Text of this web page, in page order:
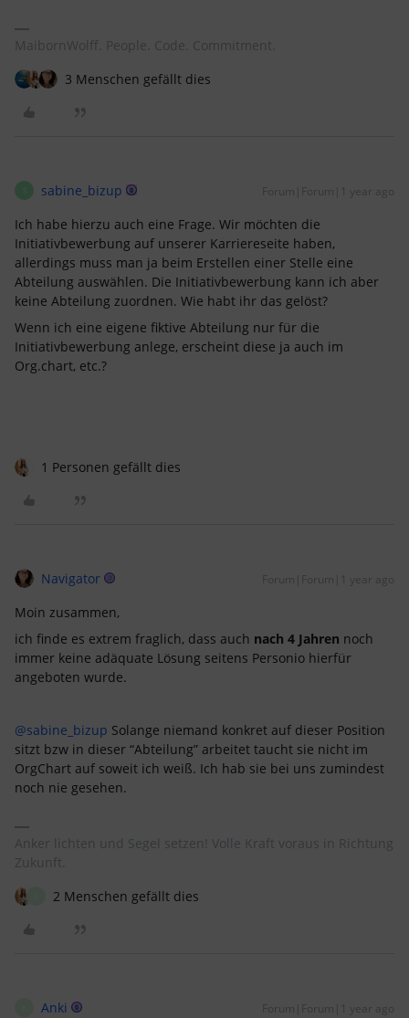
MaibornWolff. People. Code. Commitment.
3 Menschen gefällt dies
sabine_bizup Forum|Forum|1 year ago
Ich habe hierzu auch eine Frage. Wir möchten die
Initiativbewerbung auf unserer Karriereseite haben,
allerdings muss man ja beim Erstellen einer Stelle eine
Abteilung auswählen. Die Initiativbewerbung kann ich aber
keine Abteilung zuordnen. Wie habt ihr das gelöst?
Wenn ich eine eigene fiktive Abteilung nur für die
Initiativbewerbung anlege, erscheint diese ja auch im
Org.chart, etc.?
1 Personen gefällt dies
Navigator Forum|Forum|1 year ago
Moin zusammen,
ich finde es extrem fraglich, dass auch nach 4 Jahren noch
immer keine adäquate Lösung seitens Personio hierfür
angeboten wurde.
@sabine_bizup Solange niemand konkret auf dieser Position
sitzt bzw in dieser “Abteilung” arbeitet taucht sie nicht im
OrgChart auf soweit ich weiß. Ich hab sie bei uns zumindest
noch nie gesehen.
Anker lichten und Segel setzen! Volle Kraft voraus in Richtung
Zukunft.
2 Menschen gefällt dies
Anki Forum|Forum|1 year ago